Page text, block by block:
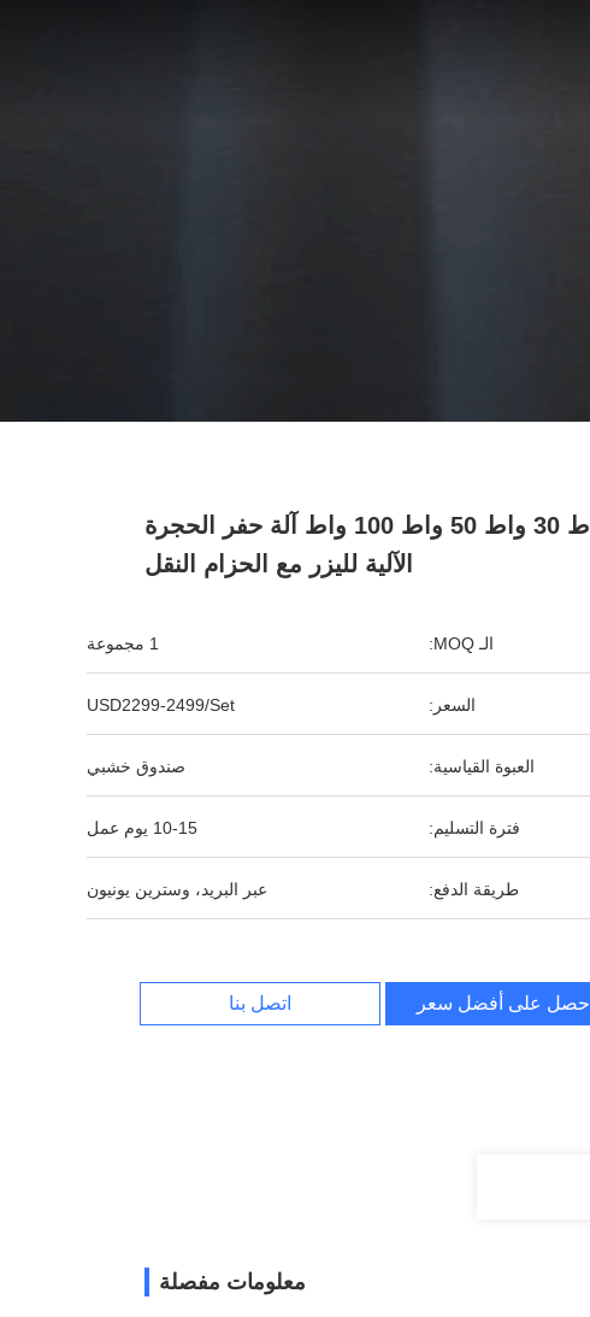
20 واط 30 واط 50 واط 100 واط آلة حفر الحجرة
الآلية لليزر مع الحزام النقل
الـ MOQ: 1 مجموعة
السعر: USD2299-2499/Set
العبوة القياسية: صندوق خشبي
فترة التسليم: 10-15 يوم عمل
طريقة الدفع: عبر البريد، وسترين يونيون
احصل على أفضل سعر اتصل بنا
معلومات مفصلة